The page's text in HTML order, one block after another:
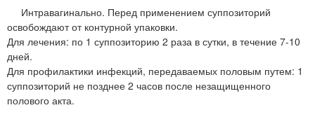
Интравагинально. Перед применением суппозиторий
освобождают от контурной упаковки.
Для лечения: по 1 суппозиторию 2 раза в сутки, в течение 7-10
дней.
Для профилактики инфекций, передаваемых половым путем: 1
суппозиторий не позднее 2 часов после незащищенного
полового акта.